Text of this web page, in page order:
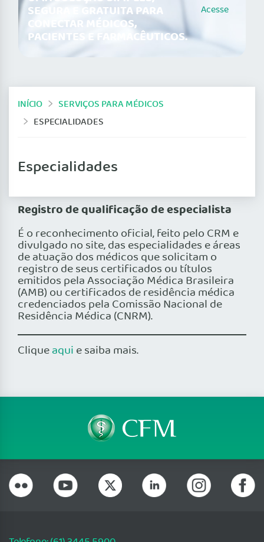
SEGURA E GRATUITA PARA
CONECTAR MÉDICOS,
PACIENTES E FARMACÊUTICOS.
Acesse
INÍCIO
SERVIÇOS PARA MÉDICOS
ESPECIALIDADES
Especialidades
Registro de qualificação de especialista
É o reconhecimento oficial, feito pelo CRM e
divulgado no site, das especialidades e áreas
de atuação dos médicos que solicitam o
registro de seus certificados ou títulos
emitidos pela Associação Médica Brasileira
(AMB) ou certificados de residência médica
credenciados pela Comissão Nacional de
Residência Médica (CNRM).
Cliqueaqui e saiba mais.